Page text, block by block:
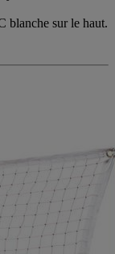
blanche sur le haut.